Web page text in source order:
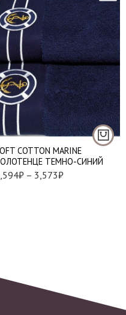
СOTTON MARINE
ТЕМНО-СИНИЙ
₽ – 3,573₽
50*100 см. - 1шт.
85*150 см. - 1 шт.